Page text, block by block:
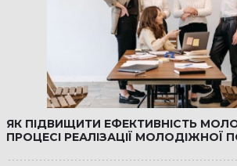
ЯК ПІДВИЩИТИ ЕФЕКТИВНІСТЬ
ПРОЦЕСІ РЕАЛІЗАЦІЇ МОЛОДІЖНОЇ